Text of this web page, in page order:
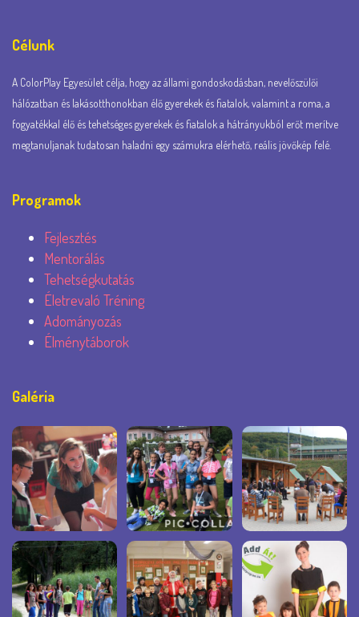
Célunk
A ColorPlay Egyesület célja, hogy az állami gondoskodásban, nevelőszülői
hálózatban és lakásotthonokban élő gyerekek és fiatalok, valamint a roma, a
fogyatékkal élő és tehetséges gyerekek és fiatalok a hátrányukból erőt merítve
megtanuljanak tudatosan haladni egy számukra elérhető, reális jövőkép felé.
Programok
Fejlesztés
Mentorálás
Tehetségkutatás
Életrevaló Tréning
Adományozás
Élménytáborok
Galéria